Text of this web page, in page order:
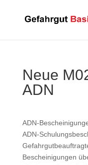
Neue
ADN
ADN-
ADN-
Bescheinigungen